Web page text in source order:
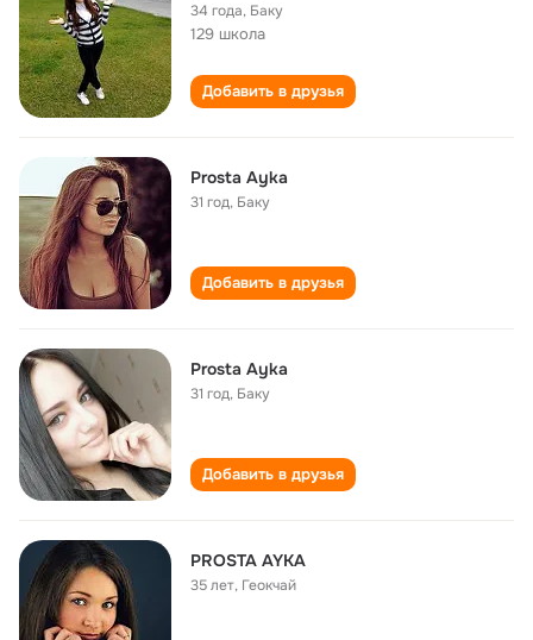
34 года, Баку
129 школа
Добавить в друзья
Prosta Ayka
31 год, Баку
Добавить в друзья
Prosta Ayka
31 год, Баку
Добавить в друзья
PROSTA AYKA
35 лет, Геокчай